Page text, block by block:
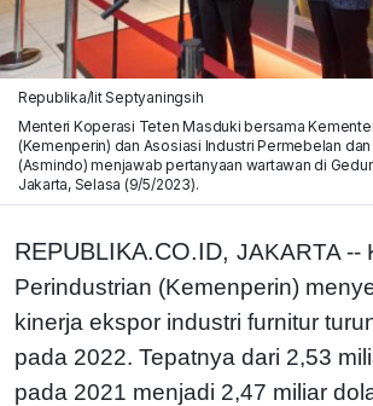
Republika/Iit Septyaningsih
Menteri Koperasi Teten Masduki bersama
(Kemenperin) dan Asosiasi Industri Permebelan
(Asmindo) menjawab pertanyaan wartawan di
Jakarta, Selasa (9/5/2023).
REPUBLIKA.CO.ID, JAKARTA --
Perindustrian (Kemenperin)
kinerja ekspor industri furnitur
pada 2022. Tepatnya dari 2,53
pada 2021 menjadi 2,47 miliar